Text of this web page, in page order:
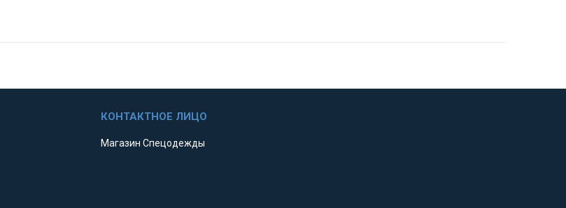
Магазин Спецодежды